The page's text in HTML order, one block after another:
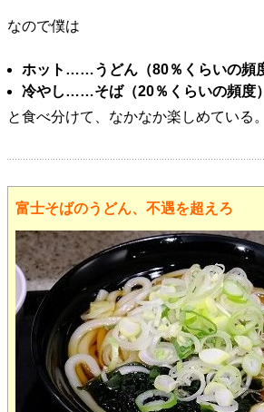
なので僕は
ホット……うどん（80％くらいの頻
冷やし……そば（20％くらいの頻度）
と食べ分けて、なかなか楽しめている。
富士そばのうどん、不遇を超えろ